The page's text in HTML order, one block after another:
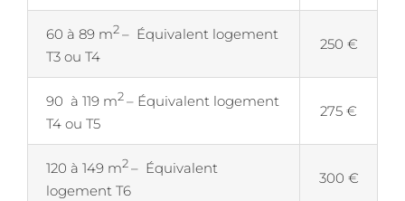
60 à 89 m2 – Équivalent logement
T3 ou T4
250 €
90 à 119 m2 – Équivalent logement
T4 ou T5
275 €
120 à 149 m2 – Équivalent
logement T6
300 €